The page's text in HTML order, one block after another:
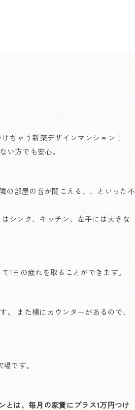
ちゃう新築デザインマンション！
い方でも安心。
の部屋の音が聞こえる、、といった不
シンク、キッチン、左手には大きな
1日の疲れを取ることができます。
また横にカウンターがあるので、
です。
は、毎月の家賃にプラス1万円つけ